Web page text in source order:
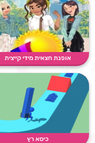
אופנת חצאית מידי קייצית
כיסא רץ